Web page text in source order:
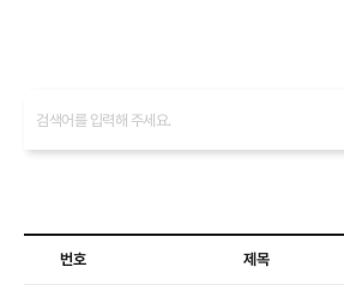
인재채용
번호 제목